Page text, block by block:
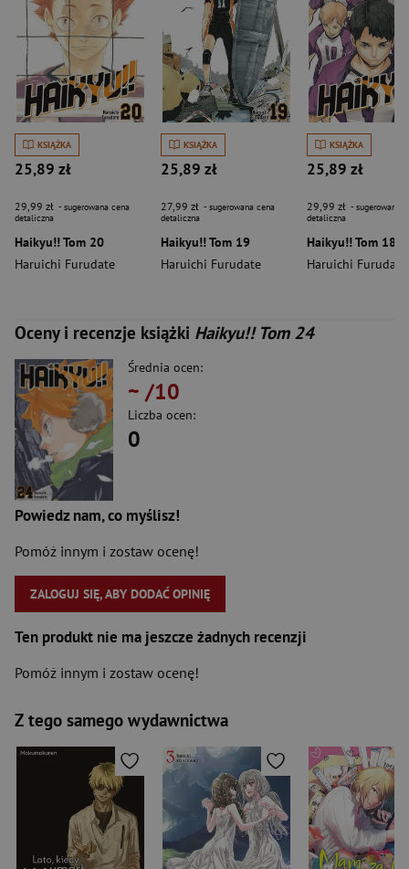
KSIĄŻKA
25,89 zł
29,99 zł - sugerowana cena
detaliczna
Haikyu!! Tom 20
Haruichi Furudate
KSIĄŻKA
25,89 zł
27,99 zł - sugerowana cena
detaliczna
Haikyu!! Tom 19
Haruichi Furudate
KSIĄŻKA
25,89 zł
29,99 zł - sugerowana
detaliczna
Haikyu!! Tom 18
Haruichi Furudate
Oceny i recenzje książki Haikyu!! Tom 24
Średnia ocen:
~ /10
Liczba ocen:
0
Powiedz nam, co myślisz!
Pomóż innym i zostaw ocenę!
ZALOGUJ SIĘ, ABY DODAĆ OPINIĘ
Ten produkt nie ma jeszcze żadnych recenzji
Pomóż innym i zostaw ocenę!
Z tego samego wydawnictwa